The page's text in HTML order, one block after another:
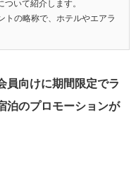
いて紹介します。
トの略称で、ホテルやエアラ
員向けに期間限定でラ
泊のプロモーションが